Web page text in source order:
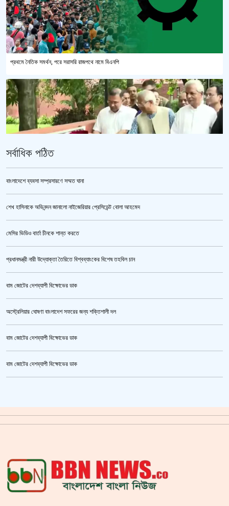
প্রথমে নৈতিক সমর্থন, পরে সরাসরি রাজপথে নামে বিএনপি
‘জুলাই গণঅভ্যুত্থান স্মৃতি জাদুঘর’ উদ্বোধন করলেন প্রধানমন্ত্রী
সর্বাধিক পঠিত
বাংলাদেশে ব্যবসা সম্প্রসারণে সম্মত ঘানা
শেখ হাসিনাকে অভিনন্দন জানালো নাইজেরিয়ার প্রেসিডেন্ট বোলা আহমেদ
মেসির ভিডিও বার্তা চীনকে শান্ত করতে
প্রধানমন্ত্রী নারী উদ্যোক্তা তৈরিতে বিশ্বব্যাংকের বিশেষ তহবিল চান
বাম জোটের দেশব্যাপী বিক্ষোভের ডাক
অস্ট্রেলিয়ার ঘোষণা বাংলাদেশ সফরের জন্য শক্তিশালী দল
বাম জোটের দেশব্যাপী বিক্ষোভের ডাক
বাম জোটের দেশব্যাপী বিক্ষোভের ডাক
গাজীপুর মহাসড়ক অবরোধ,সিটি করপোরেশনের গাড়ি চাপায় শ্রমিক নিহত
জাল ভিসায় ইউরোপে মানুষ পাঠানোর অভিযোগে,শাহজালাল থেকে গ্রেপ্তার পাঁচজন
‘শ্লীলতাহানির সত্যতা’ মিলেছে শিক্ষক মুরাদের বিরুদ্ধে